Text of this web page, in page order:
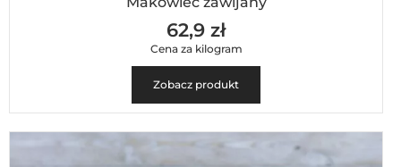
62,9 zł
Cena za kilogram
Zobacz produkt